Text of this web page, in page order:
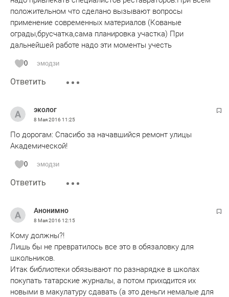
положительном что сделано вызывают вопросы
применение современных материалов (Кованые
ограды,брусчатка,сама планировка участка) При
дальнейшей работе надо эти моменты учесть
0 эмодзи
Ответить
эколог
8 Мая 2016 11:25
По дорогам: Спасибо за начавшийся ремонт улицы
Академической!
0 эмодзи
Ответить
Анонимно
8 Мая 2016 12:15
Кому должны?!
Лишь бы не превратилось все это в обязаловку для
школьников.
Итак библиотеки обязывают по разнарядке в школах
покупать татарские журналы, а потом приходится их
новыми в макулатуру сдавать (а это деньги немалые для